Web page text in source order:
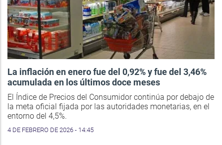
La inflación en enero fue del 0,92% y fue del 3,46%
acumulada en los últimos doce meses
El Índice de Precios del Consumidor continúa por debajo de
la meta oficial fijada por las autoridades monetarias, en el
entorno del 4,5%.
4 DE FEBRERO DE 2026 - 14:45